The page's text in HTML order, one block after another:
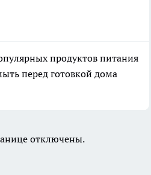
продуктов питания
перед готовкой дома
отключены.